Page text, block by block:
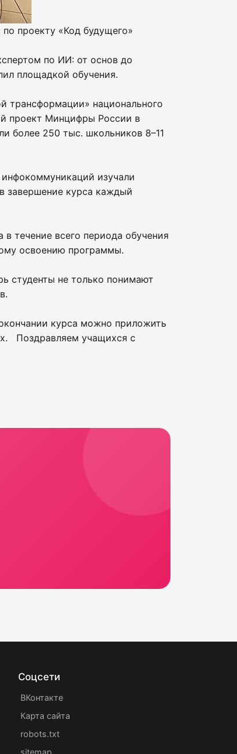
проекту «Код будущего»
по ИИ: от основ до
площадкой обучения.
трансформации» национального
проект Минцифры России в
более 250 тыс. школьников 8–11
изучали
завершение курса каждый
течение всего периода обучения
освоению программы.
студенты не только понимают
курса можно приложить
Поздравляем учащихся с
Соцсети
ВКонтакте
Карта сайта
robots.txt
sitemap